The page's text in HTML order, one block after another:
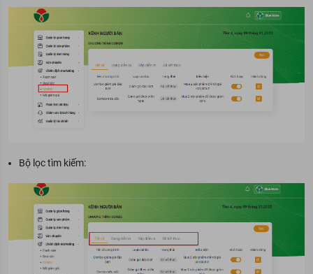
Bộ lọc tìm kiếm: